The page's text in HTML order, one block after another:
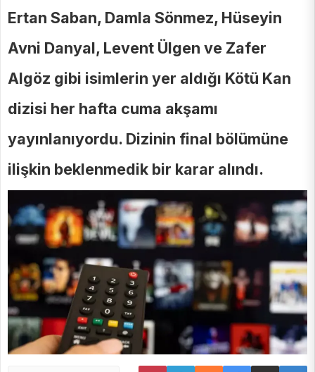
Ertan Saban, Damla Sönmez, Hüseyin
Avni Danyal, Levent Ülgen ve Zafer
Algöz gibi isimlerin yer aldığı Kötü Kan
dizisi her hafta cuma akşamı
yayınlanıyordu. Dizinin final bölümüne
ilişkin beklenmedik bir karar alındı.